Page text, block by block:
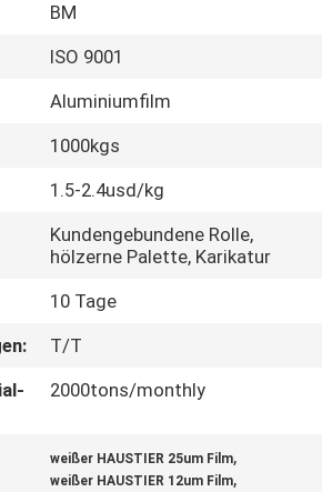
BM
ISO 9001
Aluminiumfilm
1000kgs
1.5-2.4usd/kg
Kundengebundene Rolle,
hölzerne Palette, Karikatur
10 Tage
T/T
2000tons/monthly
weißer HAUSTIER 25um Film,
weißer HAUSTIER 12um Film,